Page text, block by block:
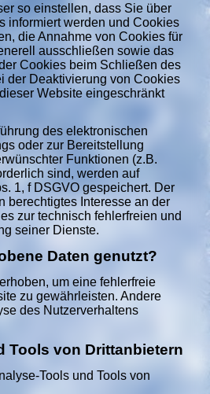
so einstellen, dass Sie über
informiert werden und Cookies
die Annahme von Cookies für
ausschließen sowie das
Cookies beim Schließen des
der Deaktivierung von Cookies
Website eingeschränkt
des elektronischen
oder zur Bereitstellung
Funktionen (z.B.
sind, werden auf
1, f DSGVO gespeichert. Der
berechtigtes Interesse an der
zur technisch fehlerfreien und
seiner Dienste.
Daten genutzt?
um eine fehlerfreie
zu gewährleisten. Andere
des Nutzerverhaltens
Tools von Drittanbietern
Tools und Tools von